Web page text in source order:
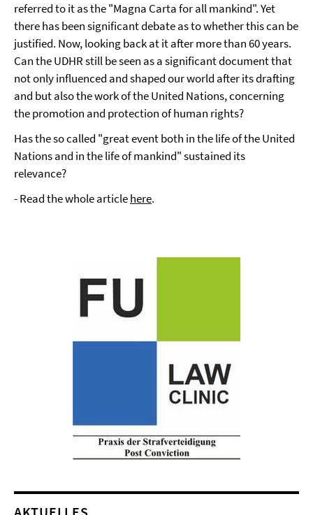
referred to it as the "Magna Carta for all mankind". Yet
there has been significant debate as to whether this can be
justified. Now, looking back at it after more than 60 years.
Can the UDHR still be seen as a significant document that
not only influenced and shaped our world after its drafting
and but also the work of the United Nations, concerning
the promotion and protection of human rights?
Has the so called "great event both in the life of the United
Nations and in the life of mankind" sustained its
relevance?
- Read the whole articlehere.